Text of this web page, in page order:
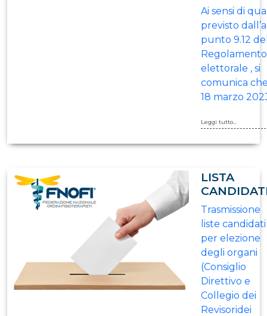
Ai sensi di
previsto
punto 9.12
Regolamento
elettorale , si
comunica
18 marzo
Leggi tutto...
LISTA
Trasmissione
liste candidati
per elezione
degli organi
(Consiglio
Direttivo e
Collegio dei
Revisoridei